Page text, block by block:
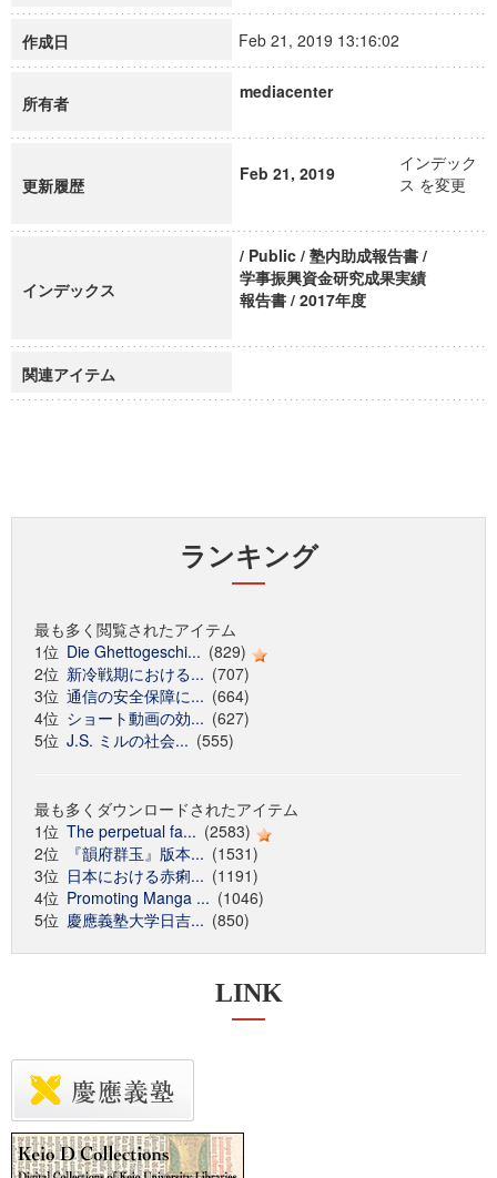
作成日 Feb 21, 2019 13:16:02
所有者
mediacenter
更新履歴
Feb 21, 2019
インデック
ス を変更
インデックス
/ Public / 塾内助成報告書 /
学事振興資金研究成果実績
報告書 / 2017年度
関連アイテム
ランキング
最も多く閲覧されたアイテム
1位 Die Ghettogeschi... (829)
2位 新冷戦期における... (707)
3位 通信の安全保障に... (664)
4位 ショート動画の効... (627)
5位 J.S. ミルの社会... (555)
最も多くダウンロードされたアイテム
1位 The perpetual fa... (2583)
2位
『韻府群玉』版本... (1531)
3位 日本における赤痢... (1191)
4位 Promoting Manga ... (1046)
5位 慶應義塾大学日吉... (850)
LINK